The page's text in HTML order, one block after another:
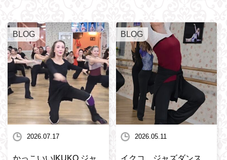
BLOG
2026.07.17
かっこいいIKUKO ジャ
BLOG
2026.05.11
イクコ ジャズダンス